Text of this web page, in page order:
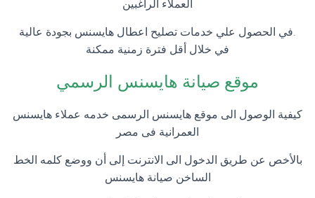
العملاء الراغبين
.في الحصول علي خدمات تصليح اعطال هايسنس بجودة عالية
في خلال أقل فترة زمنية ممكنة
موقع صيانة هايسنس الرسمي
كيفية الوصول الى موقع هايسنس الرسمى خدمه عملاء هايسنس
العمرانية فى مصر
بالأخص عن طريق الدخول الى الانترنت إلى أن ووضع كلمه الخط
الساخن صيانة هايسنس